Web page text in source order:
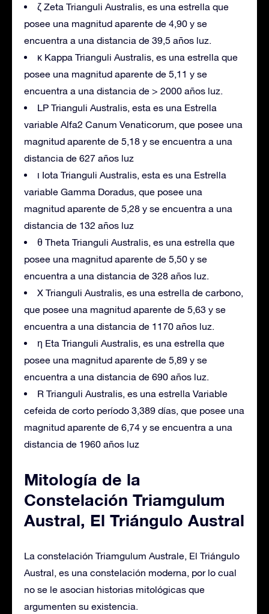
ζ Zeta Trianguli Australis, es una estrella que
posee una magnitud aparente de 4,90 y se
encuentra a una distancia de 39,5 años luz.
κ Kappa Trianguli Australis, es una estrella que
posee una magnitud aparente de 5,11 y se
encuentra a una distancia de > 2000 años luz.
LP Trianguli Australis, esta es una Estrella
variable Alfa2 Canum Venaticorum, que posee una
magnitud aparente de 5,18 y se encuentra a una
distancia de 627 años luz
ι Iota Trianguli Australis, esta es una Estrella
variable Gamma Doradus, que posee una
magnitud aparente de 5,28 y se encuentra a una
distancia de 132 años luz
θ Theta Trianguli Australis, es una estrella que
posee una magnitud aparente de 5,50 y se
encuentra a una distancia de 328 años luz.
X Trianguli Australis, es una estrella de carbono,
que posee una magnitud aparente de 5,63 y se
encuentra a una distancia de 1170 años luz.
η Eta Trianguli Australis, es una estrella que
posee una magnitud aparente de 5,89 y se
encuentra a una distancia de 690 años luz.
R Trianguli Australis, es una estrella Variable
cefeida de corto período 3,389 días, que posee una
magnitud aparente de 6,74 y se encuentra a una
distancia de 1960 años luz
Mitología de la
Constelación Triamgulum
Austral, El Triángulo Austral
La constelación Triamgulum Australe, El Triángulo
Austral, es una constelación moderna, por lo cual
no se le asocian historias mitológicas que
argumenten su existencia.